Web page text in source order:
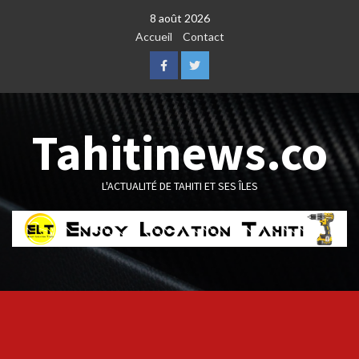
8 août 2026
Accueil
Contact
FacebookTwitter
Tahitinews.co
L'ACTUALITÉ DE TAHITI ET SES ÎLES